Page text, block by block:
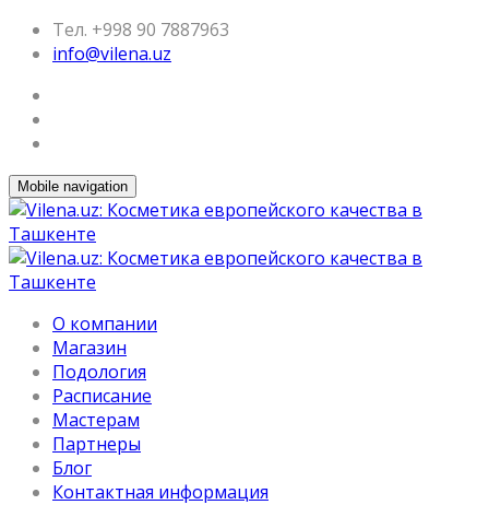
Тел. +998 90 7887963
info@vilena.uz
Mobile navigation
О компании
Магазин
Подология
Расписание
Мастерам
Партнеры
Блог
Контактная информация